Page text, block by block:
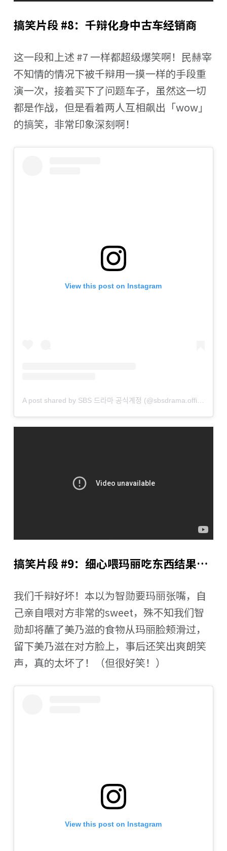
搞笑片段 #8：千辩化身中古车经销商
这一段和上述 #7 一样都超级爆笑啊！民赫宰
不知情的情况下被千辩用一摸一样的手段重
演一次，接着买下了问题车子，虽然这一切
都是作战，但是看着两人互相飙出「wow」
的搞笑，非常印象深刻啊！
View this post on Instagram
搞笑片段 #9：细心喂玛丽吃东西结果…
我们千辩好坏！本以为智勋要玛丽张嘴，自
己亲自喂对方非常的sweet，殊不知我们智
勋却将蘸了美乃滋的食物从玛丽脸颊滑过，
留下美乃滋在对方脸上，事后还笑出爽朗笑
声，真的太坏了！（但很好笑！）
View this post on Instagram